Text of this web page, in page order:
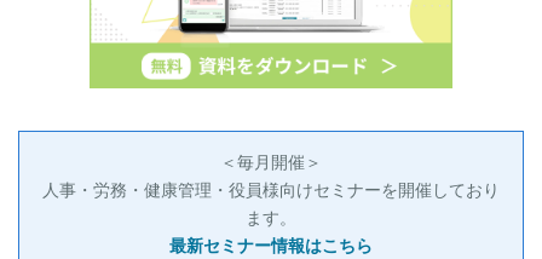
＜毎月開催＞
人事・労務・健康管理・役員様向けセミナーを開催しており
ます。
最新セミナー情報はこちら